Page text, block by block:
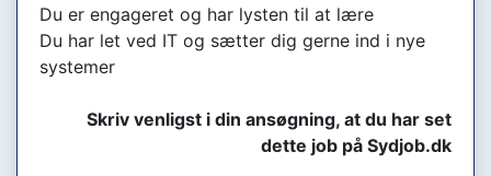
Du er engageret og har lysten til at lære
Du har let ved IT og sætter dig gerne ind i nye
systemer
Skriv venligst i din ansøgning, at du har set
dette job på Sydjob.dk